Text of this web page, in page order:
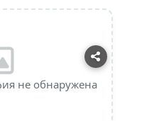
не обнаружена